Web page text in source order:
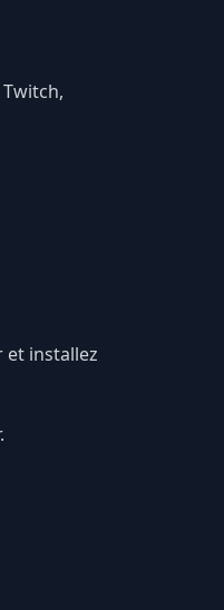
et installez